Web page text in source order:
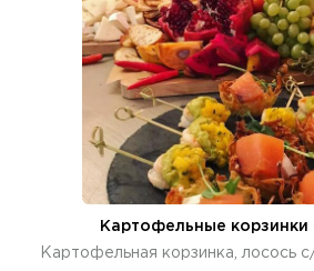
Картофельные корзинки
Картофельная корзинка, лосось